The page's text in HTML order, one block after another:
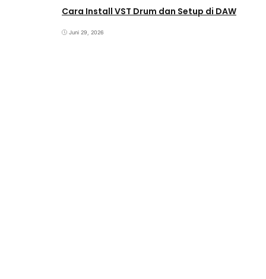
Cara Install VST Drum dan Setup di DAW
Juni 29, 2026